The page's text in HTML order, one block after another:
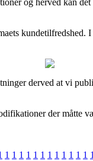
derved at vi
der måtte
1 1 1 1 1 1 1 1 1 1 1 1 1